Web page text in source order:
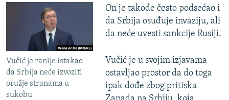
Vučić je ranije istakao
da Srbija neće izvoziti
oružje stranama u
sukobu
On je takođe često podsećao i
da Srbija osuđuje invaziju, ali
da neće uvesti sankcije Rusiji.
Vučić je u svojim izjavama
ostavljao prostor da do toga
ipak dođe zbog pritiska